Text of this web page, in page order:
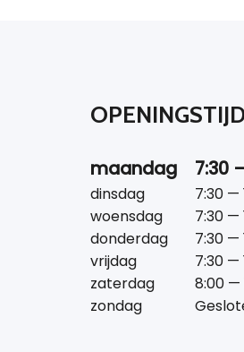
maandag 7:30
dinsdag
7:30 —
woensdag
7:30 —
donderdag
7:30 —
vrijdag
7:30 —
zaterdag
8:00 —
zondag